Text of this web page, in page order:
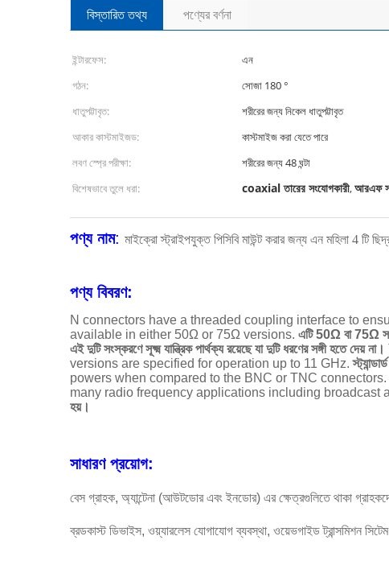
বিস্তারিত তথ্য পণ্যের বর্ণনা
ইন্টারফেস: এন
গঠন:
সোজা 180 °
ধাতুপট্টাবৃত:
শরীরের জন্য নিকেল ধাতুপট্টাবৃত
আকার কাস্টমাইজড:
কাস্টমাইজ করা যেতে পারে
লবণ স্প্রে পরীক্ষা:
শরীরের জন্য 48 ঘন্টা
বিশেষভাবে তুলে ধরা:
coaxial তারের সংযোগকারী,আরএফ
পণ্য নাম: মাইক্রো স্ট্রাইপযুক্ত পিসিবি মাউন্ট করার জন্য এন মহিলা 4
পণ্য বিবরণ:
N connectors have a threaded coupling interface to
available in either 50Ω or 75Ω versions. এটি 50Ω বা 75Ω
এই দুটি সংস্করণে সূক্ষ্ম যান্ত্রিক পার্থক্য রয়েছে যা দুটি ধরণের সঙ্গী হতে দেয় না।
versions are specified for operation up to 11 GHz.
powers when compared to the BNC or TNC connectors.
many radio frequency applications including broadcast
হয়।
সাধারণ প্রয়োগ:
বেস গ্রাহক, অ্যান্টেনা (আউটডোর এবং ইনডোর) এর ক্ষেত্রগুলিতে থাকা
ব্রডকাস্ট ডিভাইস, ওয়্যারলেস যোগাযোগ ব্যবস্থা, ওয়েভগাইড ট্রান্সমিশন